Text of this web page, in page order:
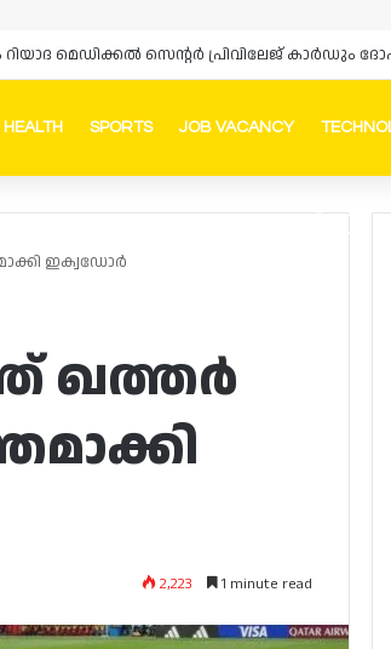
റിയാദ മെഡിക്കൽ സെന്റർ പ്രിവിലേജ് കാർഡും
HEALTH SPORTS JOB VACANCY
ഇക്വഡോർ
ഖത്തർ
2,223 1 minute read